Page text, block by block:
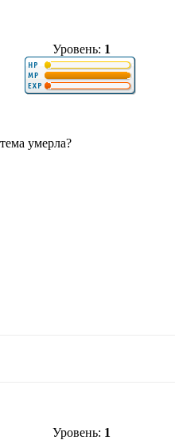
Уровень: 1
умерла?
Уровень: 1